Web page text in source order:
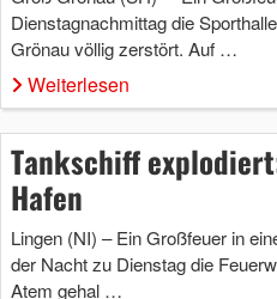
Dienstagnachmittag die
Grönau völlig zerstört. Auf …
Weiterlesen
Tankschiff
Hafen
Lingen (NI) – Ein Großfeuer in
der Nacht zu Dienstag die
Atem gehal …